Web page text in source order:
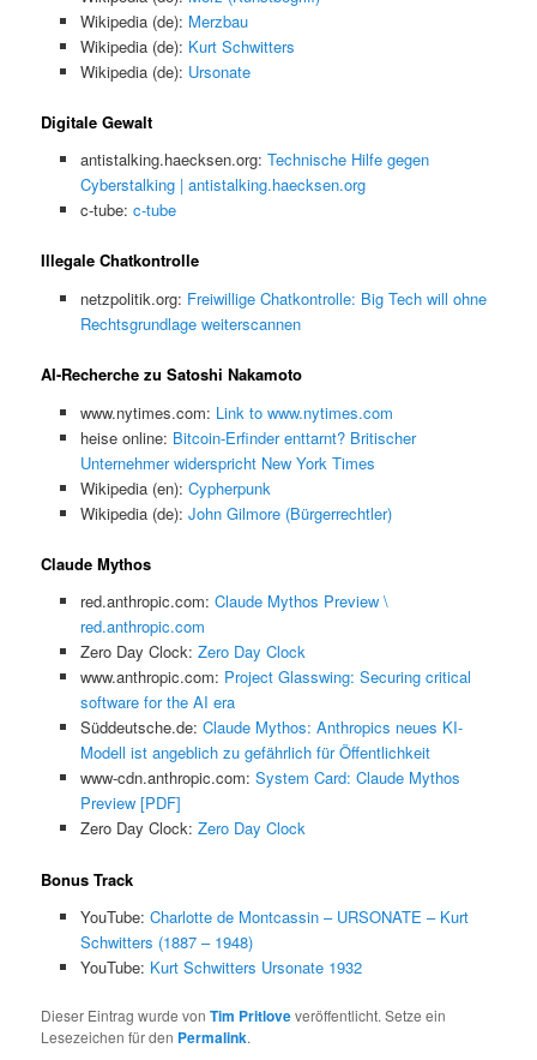
Wikipedia (de): Merzbau
Wikipedia (de): Kurt Schwitters
Wikipedia (de): Ursonate
Digitale Gewalt
antistalking.haecksen.org: Technische Hilfe gegen
Cyberstalking | antistalking.haecksen.org
c-tube: c-tube
Illegale Chatkontrolle
netzpolitik.org: Freiwillige Chatkontrolle: Big Tech will ohne
Rechtsgrundlage weiterscannen
AI-Recherche zu Satoshi Nakamoto
www.nytimes.com: Link to www.nytimes.com
heise online: Bitcoin-Erfinder enttarnt? Britischer
Unternehmer widerspricht New York Times
Wikipedia (en): Cypherpunk
Wikipedia (de): John Gilmore (Bürgerrechtler)
Claude Mythos
red.anthropic.com: Claude Mythos Preview \
red.anthropic.com
Zero Day Clock: Zero Day Clock
www.anthropic.com: Project Glasswing: Securing critical
software for the AI era
Süddeutsche.de: Claude Mythos: Anthropics neues KI-
Modell ist angeblich zu gefährlich für Öffentlichkeit
www-cdn.anthropic.com: System Card: Claude Mythos
Preview [PDF]
Zero Day Clock: Zero Day Clock
Bonus Track
YouTube: Charlotte de Montcassin – URSONATE – Kurt
Schwitters (1887 – 1948)
YouTube: Kurt Schwitters Ursonate 1932
Dieser Eintrag wurde vonTim Pritloveveröffentlicht. Setze ein
Lesezeichen für den Permalink.